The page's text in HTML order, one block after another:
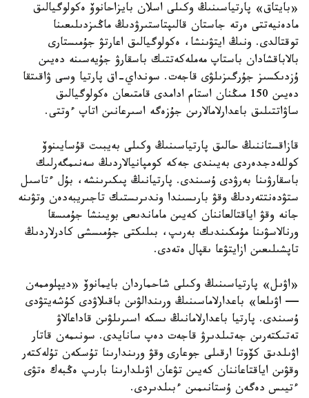
«بايتاق» پارتياسىنىڭ وكىلى اسلان بايزاحانوۆ ەكولوگيالىق
مادەنيەتتى ەرتە جاستان قالىپتاستىرۋدىڭ ماڭىزدىلىعىنا
توقتالدى. ونىڭ ايتۋىنشا، ەكولوگيالىق اعارتۋ جۇمىستارى
بالاباقشادان باستاپ مەملەكەتتىك باسقارۋ جۇيەسىنە دەيىن
ۇزدىكسىز جۇرگىزىلۋى قاجەت. سونداي-اق پارتيا وسى ۋاقىتقا
دەيىن 150 مىڭنان استام ادامدى قامتىعان ەكولوگيالىق
ساۋاتتىلىق باعدارلامالارىن جۇزەگە اسىرعانىن اتاپ ءوتتى.
قازاقستاننىڭ حالىق پارتياسىنىڭ وكىلى بەيبىت قۇسايىنوۆ
كوللەدجدەردى بەيىندى جەكە كومپانيالاردىڭ سەنىمگەرلىك
باسقارۋىنا بەرۋدى ۇسىندى. پارتيانىڭ پىكىرىنشە، بۇل ءتاسىل
ستۋدەنتتەردىڭ وقۋ بارىسىندا وندىرىستىك تاجىريبەدەن وتۋىنە
جانە وقۋ اياقتالعاننان كەيىن ماماندىعى بويىنشا جۇمىسقا
ورنالاسۋىنا مۇمكىندىك بەرىپ، بىلىكتى جۇمىسشى كادرلاردىڭ
تاپشىلىعىن ازايتۋعا ىقپال ەتەدى.
«اۋىل» پارتياسىنىڭ وكىلى شاحماردان بايمانوۆ «ديپلوممەن
— اۋىلعا» باعدارلاماسىنىڭ ورىندالۋىن باقىلاۋدى كۇشەيتۋدى
ۇسىندى. پارتيا باعدارلامانىڭ ىسكە اسىرىلۋىن قاداعالاۋ
تەتىكتەرىن جەتىلدىرۋ قاجەت دەپ سانايدى. سونىمەن قاتار
اۋىلدىق كۆوتا ارقىلى جوعارى وقۋ ورىندارىنا تۇسكەن تۇلەكتەر
وقۋىن اياقتاعاننان كەيىن تۋعان اۋىلدارىنا بارىپ ەڭبەك ەتۋى
ءتيىس دەگەن ۇستانىمىن ءبىلدىردى.